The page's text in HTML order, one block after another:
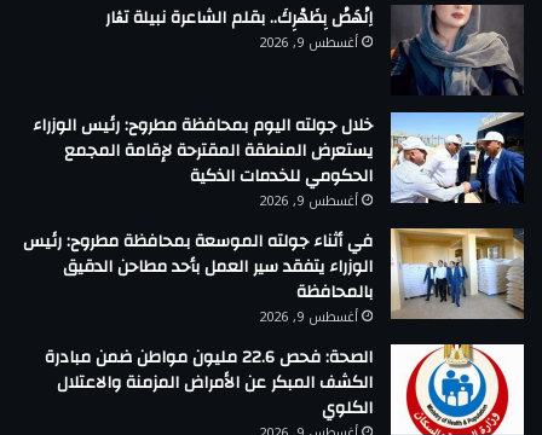
اِنْهَضْ بِظَهْرِكَ.. بقلم الشاعرة نبيلة تڨار
أغسطس 9, 2026
خلال جولته اليوم بمحافظة مطروح: رئيس الوزراء
يستعرض المنطقة المقترحة لإقامة المجمع
الحكومي للخدمات الذكية
أغسطس 9, 2026
في أثناء جولته الموسعة بمحافظة مطروح: رئيس
الوزراء يتفقد سير العمل بأحد مطاحن الدقيق
بالمحافظة
أغسطس 9, 2026
الصحة: فحص 22.6 مليون مواطن ضمن مبادرة
الكشف المبكر عن الأمراض المزمنة والاعتلال
الكلوي